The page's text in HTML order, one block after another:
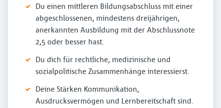
Du einen mittleren Bildungsabschluss mit einer
abgeschlossenen, mindestens dreijährigen,
anerkannten Ausbildung mit der Abschlussnote
2,5 oder besser hast.
Du dich für rechtliche, medizinische und
sozialpolitische Zusammenhänge interessierst.
Deine Stärken Kommunikation,
Ausdrucksvermögen und Lernbereitschaft sind.